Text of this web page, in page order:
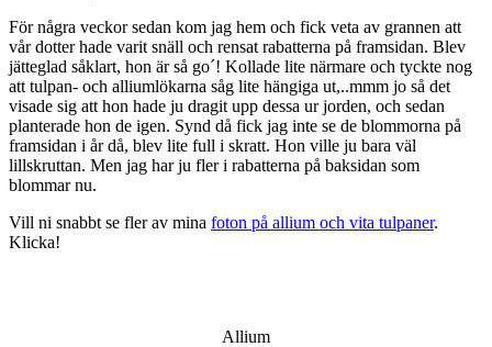
För några veckor sedan kom jag hem och fick veta av grannen att
vår dotter hade varit snäll och rensat rabatterna på framsidan. Blev
jätteglad såklart, hon är så go´! Kollade lite närmare och tyckte nog
att tulpan- och alliumlökarna såg lite hängiga ut,..mmm jo så det
visade sig att hon hade ju dragit upp dessa ur jorden, och sedan
planterade hon de igen. Synd då fick jag inte se de blommorna på
framsidan i år då, blev lite full i skratt. Hon ville ju bara väl
lillskruttan. Men jag har ju fler i rabatterna på baksidan som
blommar nu.
Vill ni snabbt se fler av mina foton på allium och vita tulpaner.
Klicka!
Allium